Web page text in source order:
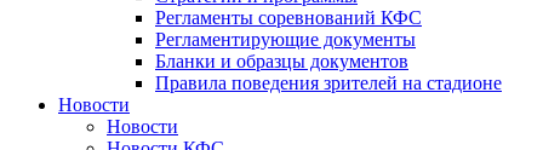
Регламенты соревнований КФС
Регламентирующие документы
Бланки и образцы документов
Правила поведения зрителей на стадионе
Новости
Новости